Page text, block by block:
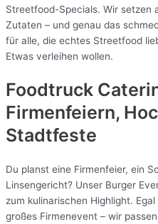
Streetfood-Specials. Wir setzen
Zutaten – und genau das
für alle, die echtes Streetfood
Etwas verleihen wollen.
Foodtruck
Firmenfeiern,
Stadtfeste
Du planst eine Firmenfeier, ein
Linsengericht? Unser Burger
zum kulinarischen Highlight.
großes Firmenevent – wir